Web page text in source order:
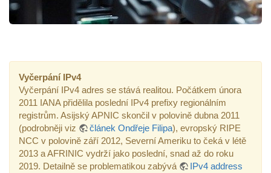
Vyčerpání IPv4
Vyčerpání IPv4 adres se stává realitou. Počátkem února
2011 IANA přidělila poslední IPv4 prefixy regionálním
registrům. Asijský APNIC skončil v polovině dubna 2011
(podrobněji viz
článek Ondřeje Filipa), evropský RIPE
NCC v polovině září 2012, Severní Ameriku to čeká v létě
2013 a AFRINIC vydrží jako poslední, snad až do roku
2019. Detailně se problematikou zabývá
IPv4 address